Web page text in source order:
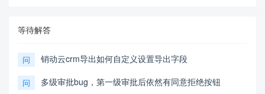
等待解答
问 销动云crm导出如何自定义设置导出字段
问 多级审批bug，第一级审批后依然有同意拒绝按钮